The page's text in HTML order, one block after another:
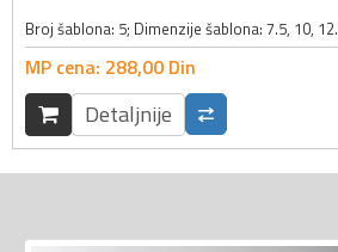
MP cena: 288,00 Din
Detaljnije